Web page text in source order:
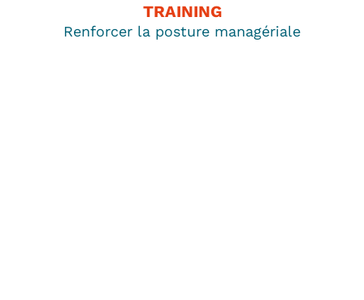
TRAINING
Renforcer la posture managériale